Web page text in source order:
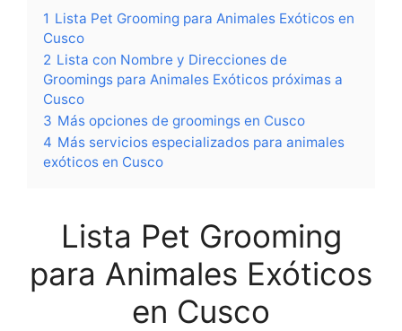
1 Lista Pet Grooming para Animales Exóticos en
Cusco
2 Lista con Nombre y Direcciones de
Groomings para Animales Exóticos próximas a
Cusco
3 Más opciones de groomings en Cusco
4 Más servicios especializados para animales
exóticos en Cusco
Lista Pet Grooming
para Animales Exóticos
en Cusco